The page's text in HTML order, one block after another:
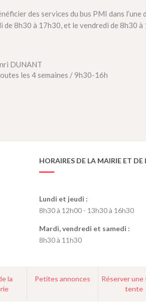
des services du bus PMI dans l’une
8h30 à 17h30, et le vendredi de 8h30 à
DUNANT
les 4 semaines / 9h30-16h
HORAIRES DE LA MAIRIE ET DE
Lundi et jeudi :
8h30 à 12h00 - 13h30 à 16h30
Mardi, vendredi et samedi :
8h30 à 11h30
la
Petites annonces
Réserver une
tente